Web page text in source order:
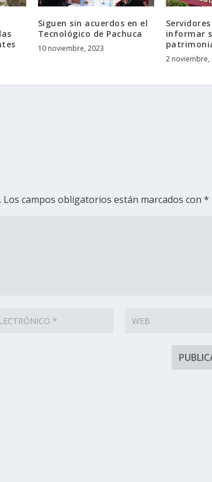
Siguen sin acuerdos en el
Tecnológico de Pachuca
10 noviembre, 2023
informar
2 noviembre,
Los campos obligatorios están marcados con*